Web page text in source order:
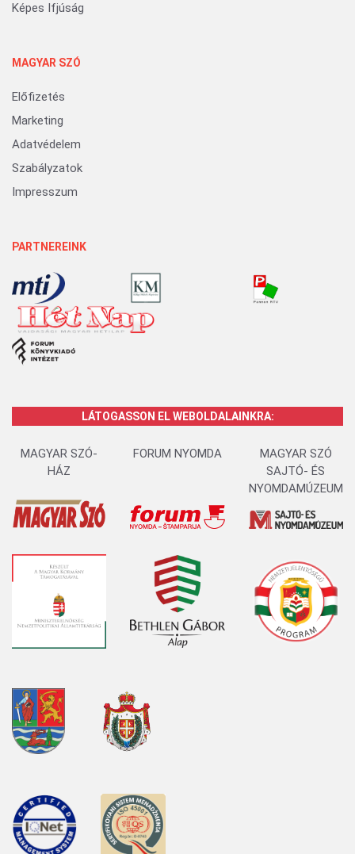
Képes Ifjúság
MAGYAR SZÓ
Előfizetés
Marketing
Adatvédelem
Szabályzatok
Impresszum
PARTNEREINK
LÁTOGASSON EL WEBOLDALAINKRA:
MAGYAR SZÓ-
HÁZ
FORUM NYOMDA
MAGYAR SZÓ
SAJTÓ- ÉS
NYOMDAMÚZEUM